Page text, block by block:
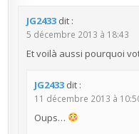
JG2433 dit :
5 décembre 2013 à 18:43
Et voilà aussi pourquoi
JG2433 dit :
11 décembre 2013 à
Oups…